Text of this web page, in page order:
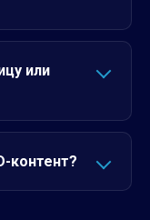
или
контент?